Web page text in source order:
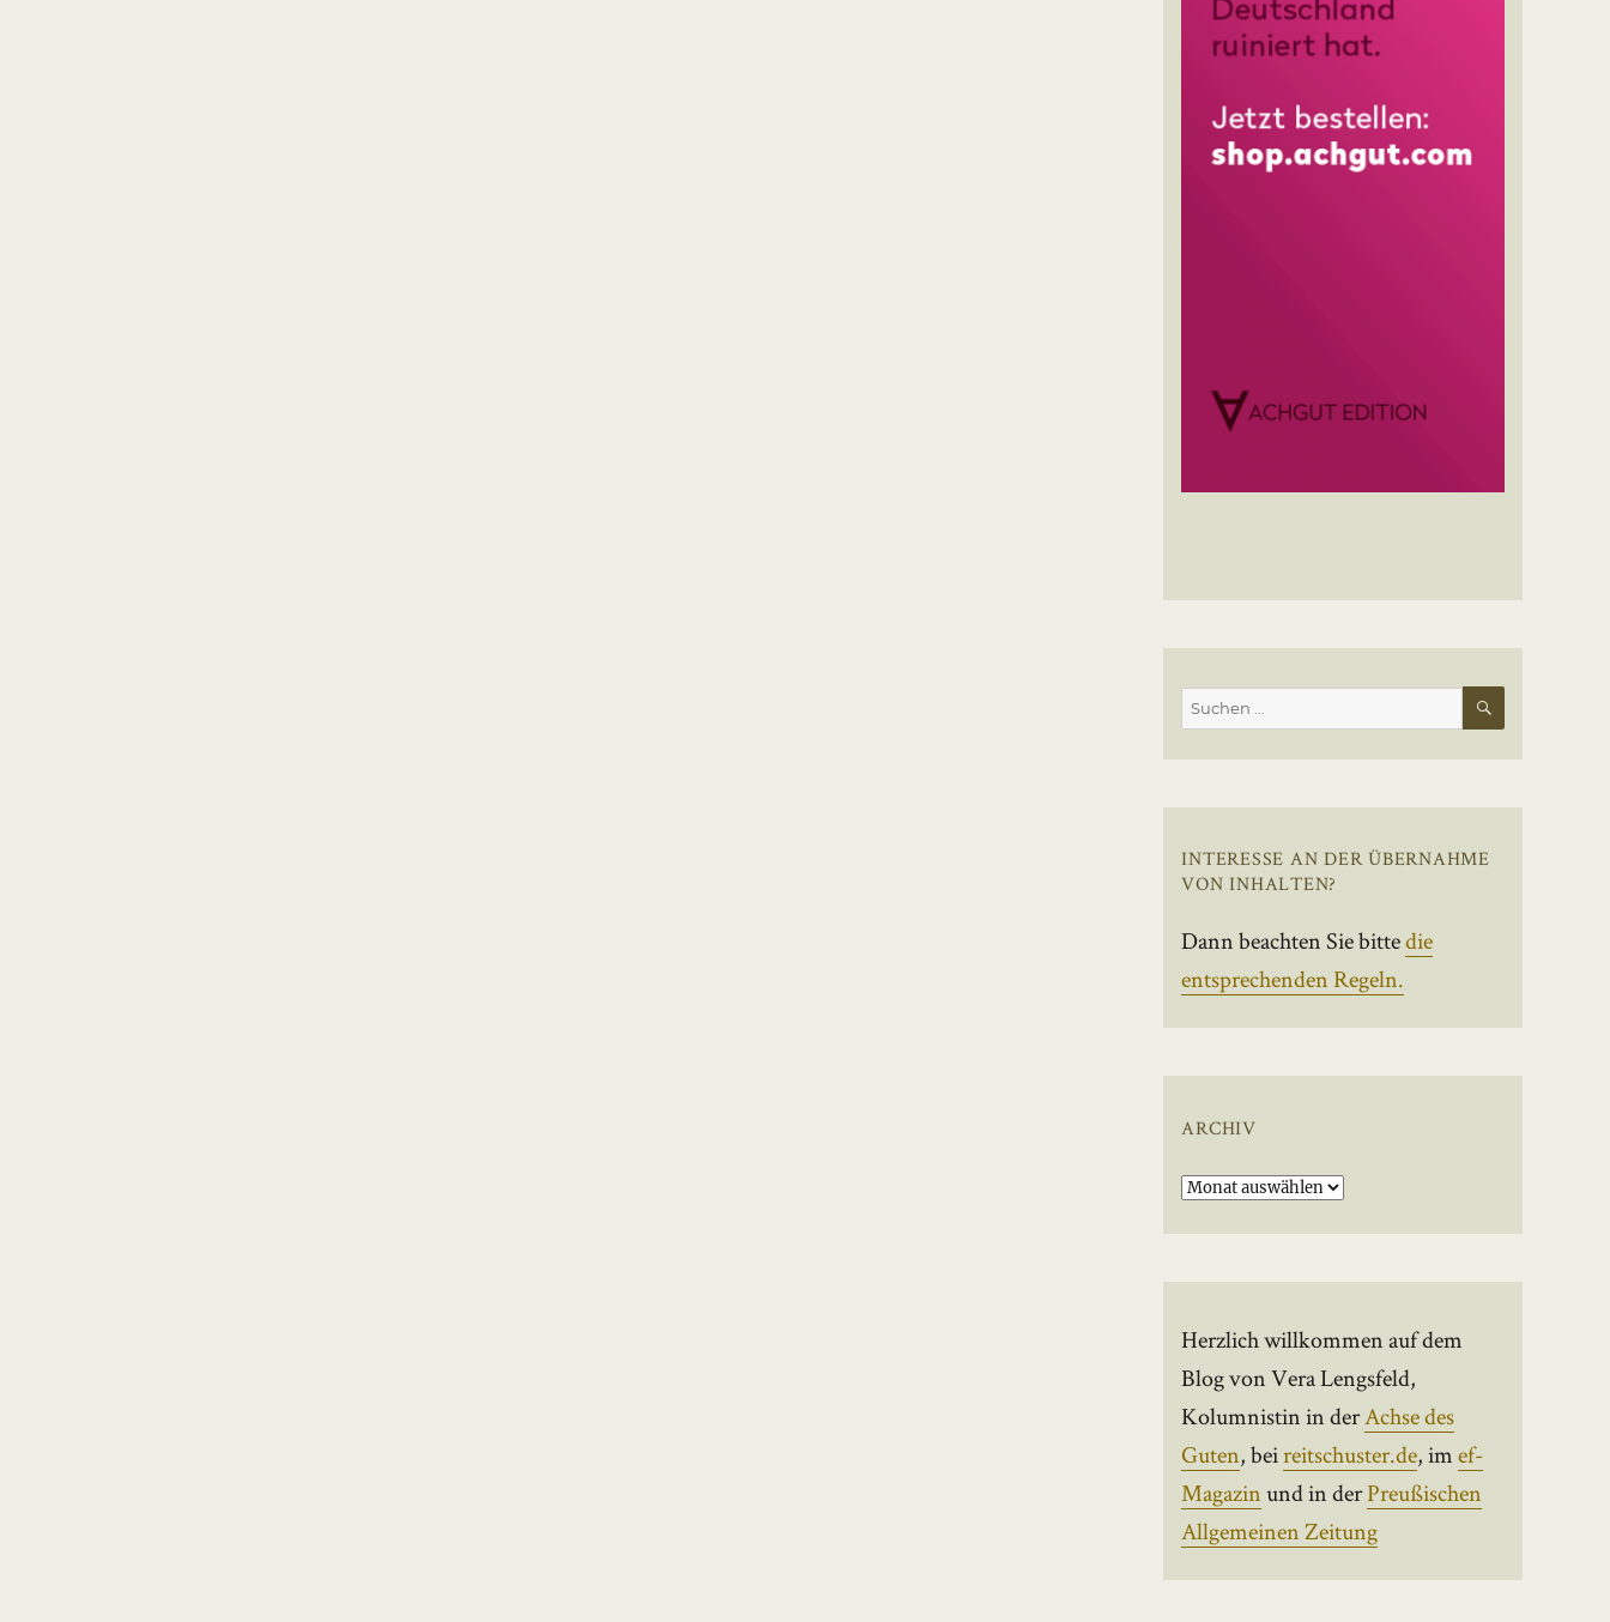
Suchen
SUCHEN
INTERESSE AN DER ÜBERNAHME
VON INHALTEN?
Dann beachten Sie bittedie
entsprechenden Regeln.
ARCHIV
Archiv
Herzlich willkommen auf dem
Blog von Vera Lengsfeld,
Kolumnistin in derAchse des
Guten, beireitschuster.de, imef-
Magazinund in derPreußischen
Allgemeinen Zeitung